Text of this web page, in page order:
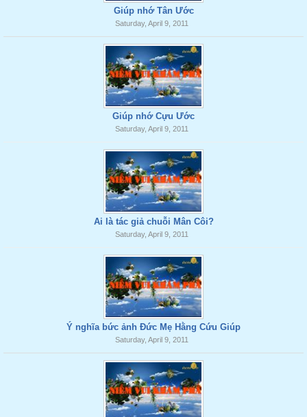
Giúp nhớ Tân Ước
Saturday, April 9, 2011
Giúp nhớ Cựu Ước
Saturday, April 9, 2011
Ai là tác giả chuỗi Mân Côi?
Saturday, April 9, 2011
Ý nghĩa bức ảnh Đức Mẹ Hằng Cứu Giúp
Saturday, April 9, 2011